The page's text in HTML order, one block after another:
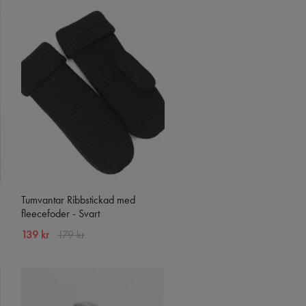
Tumvantar Ribbstickad med
fleecefoder - Svart
139 kr 179 kr